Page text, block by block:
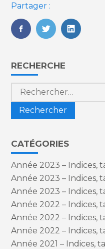
Partager :
FaceBook
TwitterLinkedIn
Blog
sidebar
RECHERCHE
Rechercher :
CATÉGORIES
Année 2023 – Indices,
Année 2023 – Indices,
Année 2023 – Indices,
Année 2022 – Indices,
Année 2022 – Indices,
Année 2022 – Indices,
Année 2021 – Indices,